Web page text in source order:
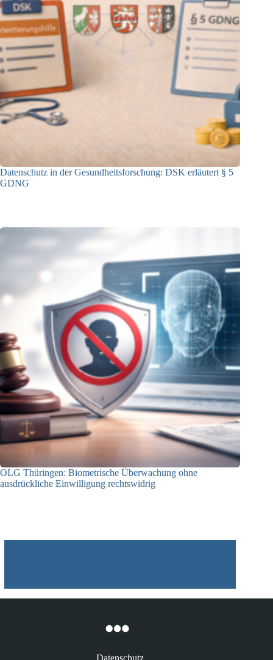
Datenschutz in der Gesundheitsforschung: DSK erläutert § 5
GDNG
OLG Thüringen: Biometrische Überwachung ohne
ausdrückliche Einwilligung rechtswidrig
Datenschutz